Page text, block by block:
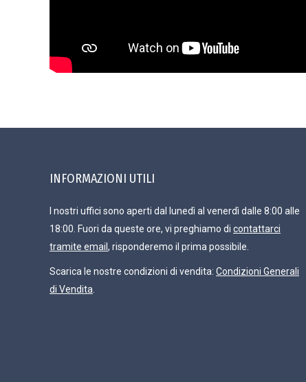
INFORMAZIONI UTILI
I nostri uffici sono aperti dal lunedì al venerdì dalle 8:00 alle
18:00. Fuori da queste ore, vi preghiamo di contattarci
tramite email , risponderemo il prima possibile.
Scarica le nostre condizioni di vendita: Condizioni Generali
di Vendita.